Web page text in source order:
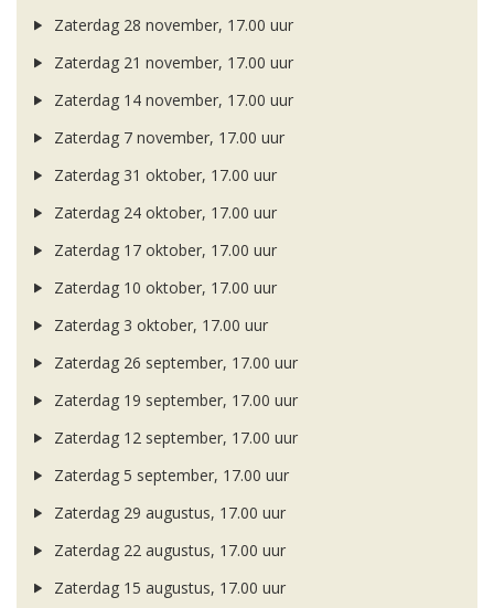
Zaterdag 28 november, 17.00 uur
Zaterdag 21 november, 17.00 uur
Zaterdag 14 november, 17.00 uur
Zaterdag 7 november, 17.00 uur
Zaterdag 31 oktober, 17.00 uur
Zaterdag 24 oktober, 17.00 uur
Zaterdag 17 oktober, 17.00 uur
Zaterdag 10 oktober, 17.00 uur
Zaterdag 3 oktober, 17.00 uur
Zaterdag 26 september, 17.00 uur
Zaterdag 19 september, 17.00 uur
Zaterdag 12 september, 17.00 uur
Zaterdag 5 september, 17.00 uur
Zaterdag 29 augustus, 17.00 uur
Zaterdag 22 augustus, 17.00 uur
Zaterdag 15 augustus, 17.00 uur